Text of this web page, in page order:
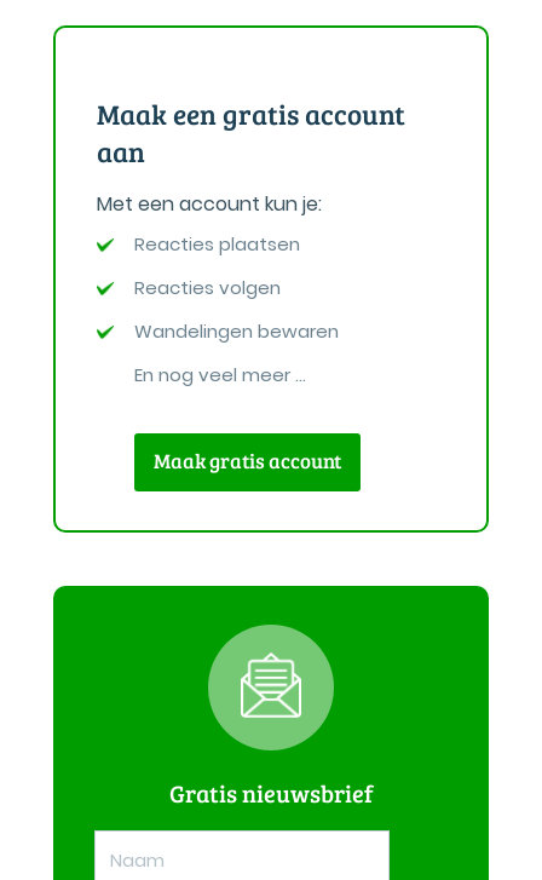
Maak een gratis account
aan
Met een account kun je:
Reacties plaatsen
Reacties volgen
Wandelingen bewaren
En nog veel meer ...
Maak gratis account
Gratis nieuwsbrief